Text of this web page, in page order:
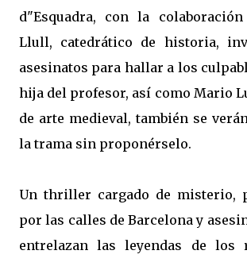
d"Esquadra, con la
Llull, catedrático de historia,
asesinatos para hallar a los
hija del profesor, así como Mario
de arte medieval, también se
la trama sin proponérselo.
Un thriller cargado de misterio,
por las calles de Barcelona y
entrelazan las leyendas de los